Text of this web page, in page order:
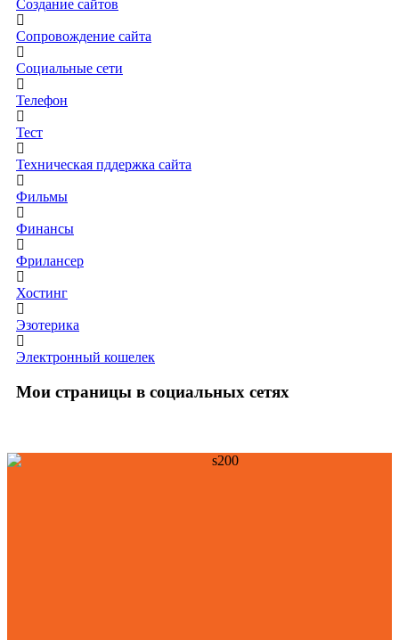
Создание сайтов
Сопровождение сайта
Социальные сети
Телефон
Тест
Техническая пддержка сайта
Фильмы
Финансы
Фрилансер
Хостинг
Эзотерика
Электронный кошелек
Мои страницы в социальных сетях